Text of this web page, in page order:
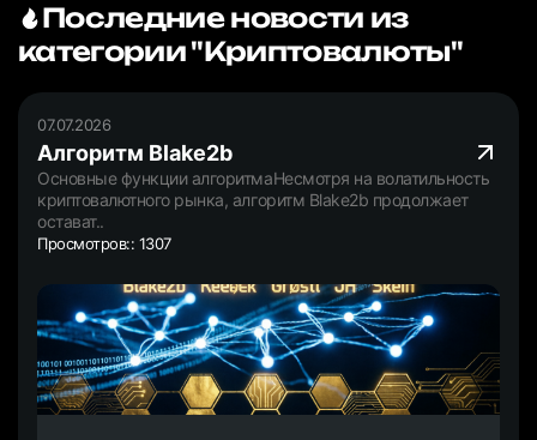
Последние новости из
категории "Криптовалюты"
07.07.2026
Алгоритм Blake2b
Основные функции алгоритмаНесмотря на волатильность
криптовалютного рынка, алгоритм Blake2b продолжает
остават..
Просмотров:: 1307